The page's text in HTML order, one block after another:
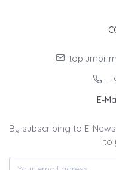
E-
By subscribing to E-
to